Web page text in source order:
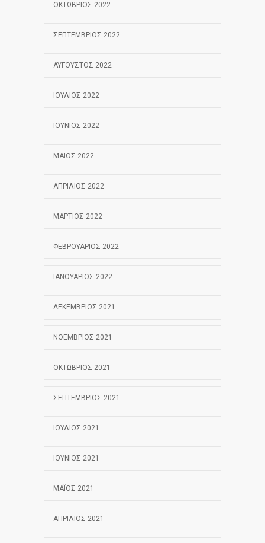
ΟΚΤΏΒΡΙΟΣ 2022
ΣΕΠΤΈΜΒΡΙΟΣ 2022
ΑΎΓΟΥΣΤΟΣ 2022
ΙΟΎΛΙΟΣ 2022
ΙΟΎΝΙΟΣ 2022
ΜΆΙΟΣ 2022
ΑΠΡΊΛΙΟΣ 2022
ΜΆΡΤΙΟΣ 2022
ΦΕΒΡΟΥΆΡΙΟΣ 2022
ΙΑΝΟΥΆΡΙΟΣ 2022
ΔΕΚΈΜΒΡΙΟΣ 2021
ΝΟΈΜΒΡΙΟΣ 2021
ΟΚΤΏΒΡΙΟΣ 2021
ΣΕΠΤΈΜΒΡΙΟΣ 2021
ΙΟΎΛΙΟΣ 2021
ΙΟΎΝΙΟΣ 2021
ΜΆΙΟΣ 2021
ΑΠΡΊΛΙΟΣ 2021